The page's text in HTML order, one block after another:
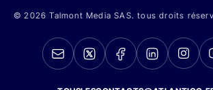
© 2026 Talmont Media SAS. tous droits